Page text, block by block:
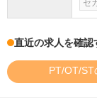
セ
直近の求人を確認
PT/OT/ST